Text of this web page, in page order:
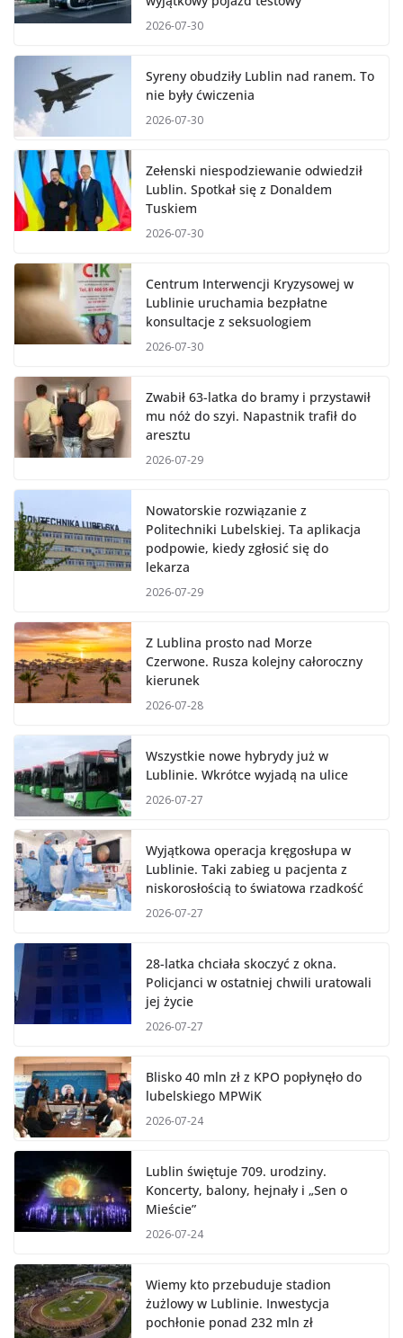
2026-07-30
Syreny obudziły Lublin nad ranem. To
nie były ćwiczenia
2026-07-30
Zełenski niespodziewanie odwiedził
Lublin. Spotkał się z Donaldem
Tuskiem
2026-07-30
Centrum Interwencji Kryzysowej w
Lublinie uruchamia bezpłatne
konsultacje z seksuologiem
2026-07-30
Zwabił 63-latka do bramy i przystawił
mu nóż do szyi. Napastnik trafił do
aresztu
2026-07-29
Nowatorskie rozwiązanie z
Politechniki Lubelskiej. Ta aplikacja
podpowie, kiedy zgłosić się do
lekarza
2026-07-29
Z Lublina prosto nad Morze
Czerwone. Rusza kolejny całoroczny
kierunek
2026-07-28
Wszystkie nowe hybrydy już w
Lublinie. Wkrótce wyjadą na ulice
2026-07-27
Wyjątkowa operacja kręgosłupa w
Lublinie. Taki zabieg u pacjenta z
niskorosłością to światowa rzadkość
2026-07-27
28-latka chciała skoczyć z okna.
Policjanci w ostatniej chwili uratowali
jej życie
2026-07-27
Blisko 40 mln zł z KPO popłynęło do
lubelskiego MPWiK
2026-07-24
Lublin świętuje 709. urodziny.
Koncerty, balony, hejnały i „Sen o
Mieście”
2026-07-24
Wiemy kto przebuduje stadion
żużlowy w Lublinie. Inwestycja
pochłonie ponad 232 mln zł